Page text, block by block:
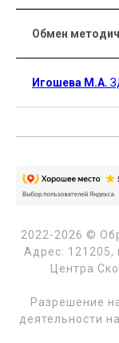
Обмен
Игошева М.А.
2022-2026 ©
Адрес: 121205,
Центра
Разрешение
деятельности